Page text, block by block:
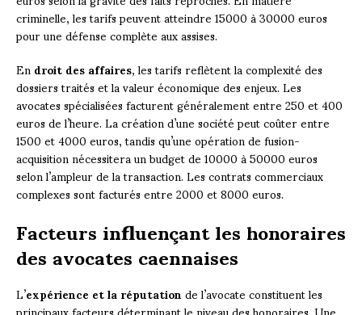
criminelle, les tarifs peuvent atteindre 15000 à 30000 euros
pour une défense complète aux assises.
Endroit des affaires, les tarifs reflètent la complexité des
dossiers traités et la valeur économique des enjeux. Les
avocates spécialisées facturent généralement entre 250 et 400
euros de l’heure. La création d’une société peut coûter entre
1500 et 4000 euros, tandis qu’une opération de fusion-
acquisition nécessitera un budget de 10000 à 50000 euros
selon l’ampleur de la transaction. Les contrats commerciaux
complexes sont facturés entre 2000 et 8000 euros.
Facteurs influençant les honoraires
des avocates caennaises
L’expérience et la réputationde l’avocate constituent les